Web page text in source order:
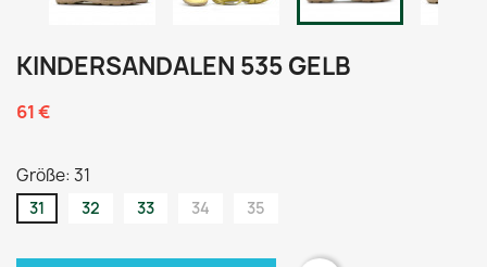
KINDERSANDALEN 535 GELB
61 €
Größe: 31
31 32 33 34 35